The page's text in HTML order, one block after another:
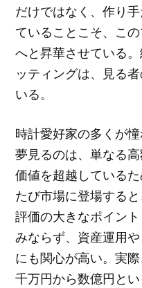
だけではなく、作り
ていることこそ、こ
へと昇華させている
ッティングは、見る
いる。
時計愛好家の多くが
夢見るのは、単なる
価値を超越している
たび市場に登場する
評価の大きなポイン
みならず、資産運用
にも関心が高い。実
千万円から数億円と